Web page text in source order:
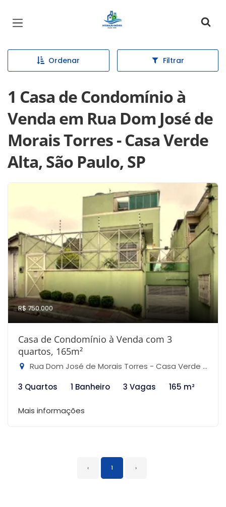
Página inicial
Ordenar Filtrar
1 Casa de Condomínio à
Venda em Rua Dom José de
Morais Torres - Casa Verde
Alta, São Paulo, SP
R$ 750.000
Casa de Condomínio à Venda com 3
quartos, 165m²
Rua Dom José de Morais Torres - Casa Verde Alta, São Paulo-SP
3 Quartos
1 Banheiro 3 Vagas 165 m²
Mais informações
‹ 1 ›